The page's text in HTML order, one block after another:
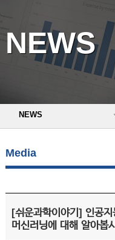
NEWS
NEWS
Media
[쉬운과학이야기] 인공
머신러닝에 대해 알아봅